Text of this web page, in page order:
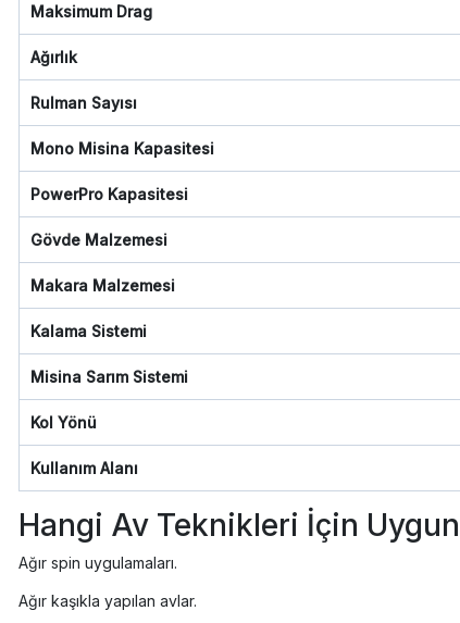
Maksimum Drag
Ağırlık
Rulman Sayısı
Mono Misina Kapasitesi
PowerPro Kapasitesi
Gövde Malzemesi
Makara Malzemesi
Kalama Sistemi
Misina Sarım Sistemi
Kol Yönü
Kullanım Alanı
Hangi Av Teknikleri İçin
Ağır spin uygulamaları.
Ağır kaşıkla yapılan avlar.